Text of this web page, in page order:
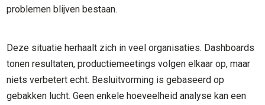
problemen blijven bestaan.
Deze situatie herhaalt zich in veel organisaties. Dashboards
tonen resultaten, productiemeetings volgen elkaar op, maar
niets verbetert echt. Besluitvorming is gebaseerd op
gebakken lucht. Geen enkele hoeveelheid analyse kan een